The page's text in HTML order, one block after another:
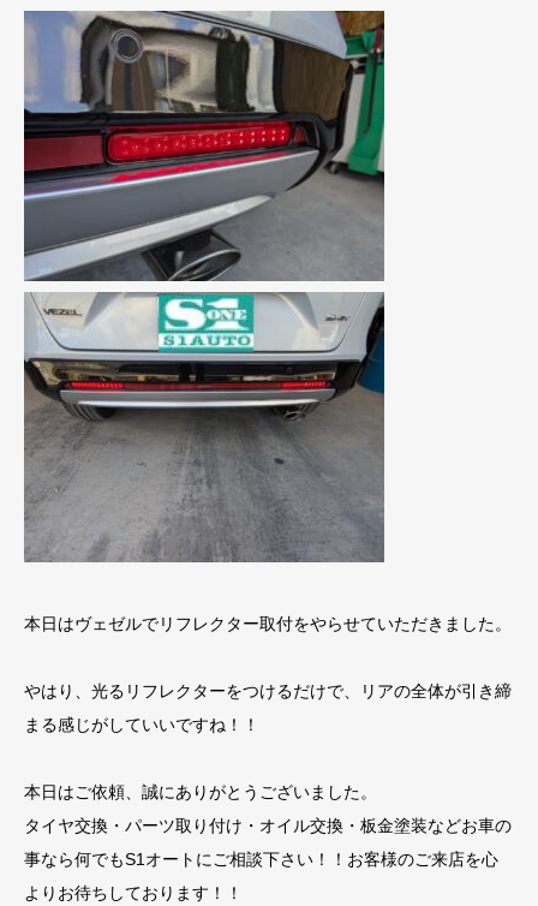
本日はヴェゼルでリフレクター取付をやらせていただきました。
やはり、光るリフレクターをつけるだけで、リアの全体が引き締
まる感じがしていいですね！！
本日はご依頼、誠にありがとうございました。
タイヤ交換・パーツ取り付け・オイル交換・板金塗装などお車の
事なら何でもS1オートにご相談下さい！！お客様のご来店を心
よりお待ちしております！！